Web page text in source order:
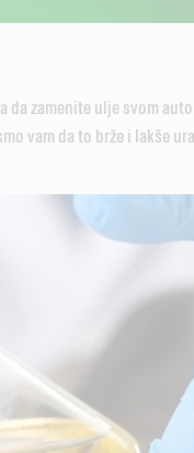
da zamenite ulje svom
vam da to brže i lakše